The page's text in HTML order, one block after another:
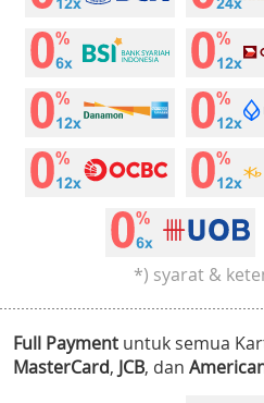
*) syarat &
Full Payment untuk semua
MasterCard, JCB, dan